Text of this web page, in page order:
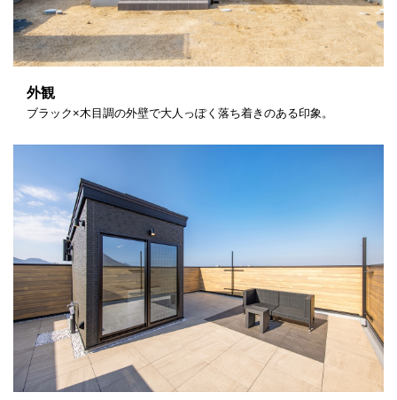
外観
ブラック×木目調の外壁で大人っぽく落ち着きのある印象。